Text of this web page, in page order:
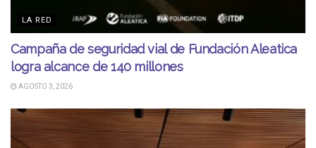
LA RED
Campaña de seguridad vial de Fundación Aleatica
logra alcance de 140 millones
AGOSTO 3, 2026